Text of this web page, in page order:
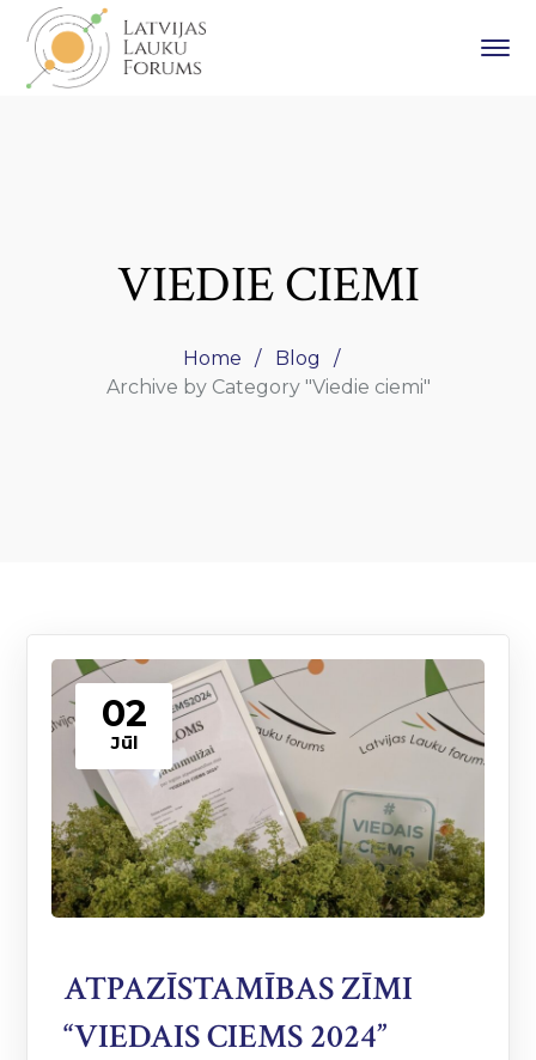
VIEDIE CIEMI
Home
Blog
Archive by Category "Viedie ciemi"
02
Jūl
ATPAZĪSTAMĪBAS ZĪMI
“VIEDAIS CIEMS 2024”